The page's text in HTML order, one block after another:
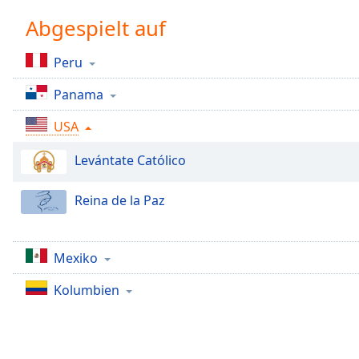
Chapters
Descriptions
descriptions
off,
selected
Subtitles
subtitles
settings,
subtitles
settings
dialog
subtitles
Abgespielt auf
Peru
Panama
USA
Levántate Católico
Reina de la Paz
Mexiko
Kolumbien